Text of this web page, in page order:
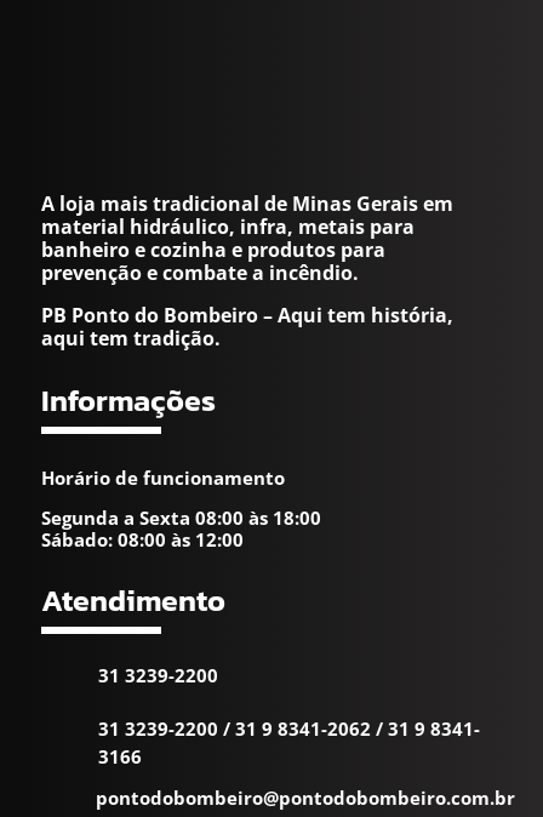
A loja mais tradicional de Minas Gerais em
material hidráulico, infra, metais para
banheiro e cozinha e produtos para
prevenção e combate a incêndio.
PB Ponto do Bombeiro – Aqui tem história,
aqui tem tradição.
Informações
Horário de funcionamento
Segunda a Sexta 08:00 às 18:00
Sábado: 08:00 às 12:00
Atendimento
31 3239-2200
31 3239-2200 / 31 9 8341-2062 / 31 9 8341-
3166
pontodobombeiro@pontodobombeiro.com.br